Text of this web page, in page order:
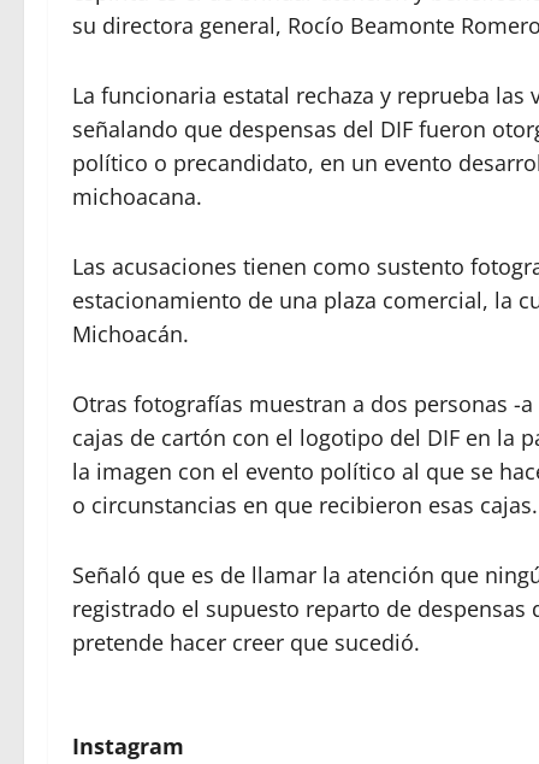
su directora general, Rocío Beamonte
La funcionaria estatal rechaza y reprueba
señalando que despensas del DIF fueron
político o precandidato, en un evento
michoacana.
Las acusaciones tienen como sustento
estacionamiento de una plaza comercial, la
Michoacán.
Otras fotografías muestran a dos personas -
cajas de cartón con el logotipo del DIF en la
la imagen con el evento político al que se
o circunstancias en que recibieron esas cajas.
Señaló que es de llamar la atención que
registrado el supuesto reparto de despensas
pretende hacer creer que sucedió.
Instagram